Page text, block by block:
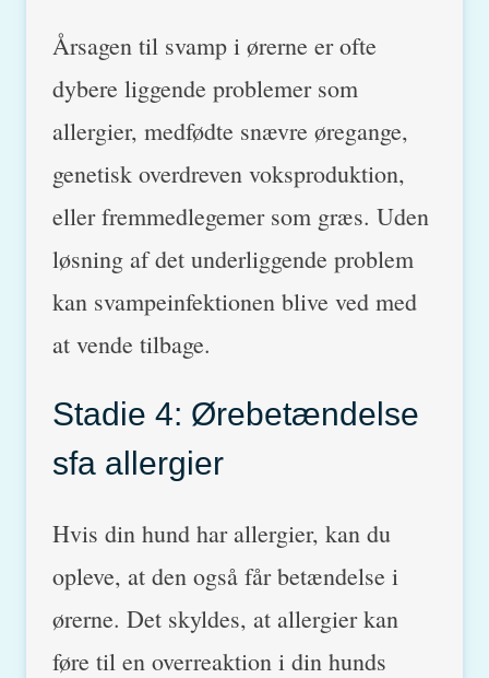
Årsagen til svamp i ørerne er ofte
dybere liggende problemer som
allergier, medfødte snævre øregange,
genetisk overdreven voksproduktion,
eller fremmedlegemer som græs. Uden
løsning af det underliggende problem
kan svampeinfektionen blive ved med
at vende tilbage.
Stadie 4: Ørebetændelse
sfa allergier
Hvis din hund har allergier, kan du
opleve, at den også får betændelse i
ørerne. Det skyldes, at allergier kan
føre til en overreaktion i din hunds